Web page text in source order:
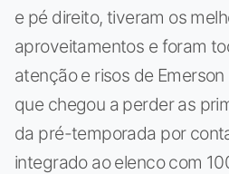
e pé direito, tiveram os
aproveitamentos e foram
atenção e risos de
que chegou a perder as
da pré-temporada por
integrado ao elenco com